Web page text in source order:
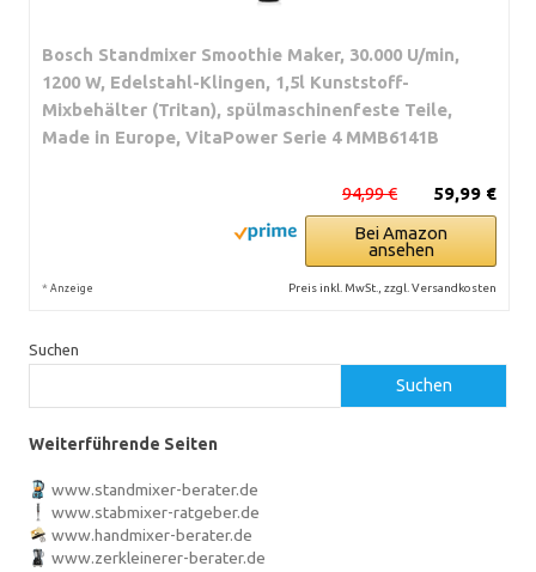
Bosch Standmixer Smoothie Maker, 30.000 U/min,
1200 W, Edelstahl-Klingen, 1,5l Kunststoff-
Mixbehälter (Tritan), spülmaschinenfeste Teile,
Made in Europe, VitaPower Serie 4 MMB6141B
59,99 €
94,99 €
Bei Amazon
ansehen
* Anzeige Preis inkl. MwSt., zzgl. Versandkosten
Suchen
Suchen
Weiterführende Seiten
www.standmixer-berater.de
www.stabmixer-ratgeber.de
www.handmixer-berater.de
www.zerkleinerer-berater.de